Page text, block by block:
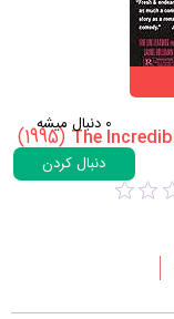
(1995) 0 دنبال میشه
دنبال کردن